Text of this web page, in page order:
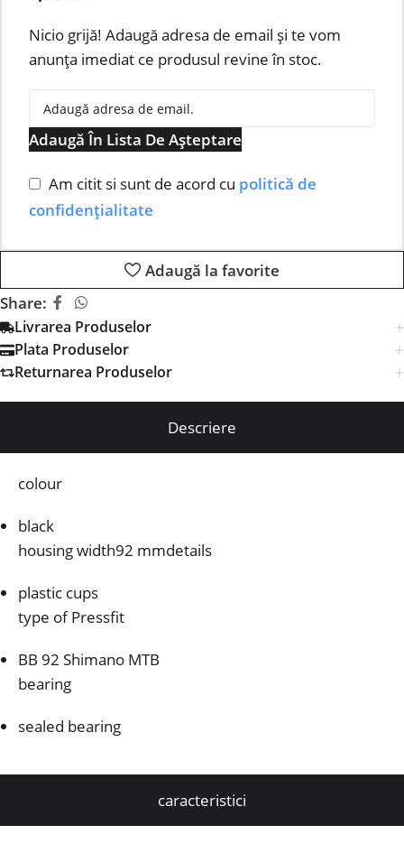
Nicio grijă! Adaugă adresa de email și te vom
anunța imediat ce produsul revine în stoc.
Adaugă În Lista De Așteptare
Am citit si sunt de acord cu politică de
confidențialitate
Adaugă la favorite
Share:
Livrarea Produselor
Plata Produselor
Returnarea Produselor
Descriere
colour
black
housing width92 mmdetails
plastic cups
type of Pressfit
BB 92 Shimano MTB
bearing
sealed bearing
caracteristici